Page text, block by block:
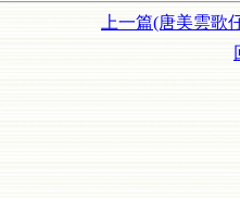
上一篇(唐美雲歌